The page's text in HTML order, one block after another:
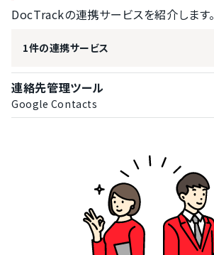
フォーム作成機能
広告媒体連携
コンテンツパーソナライズ機能
スコアリング機能
スコアリング設定機能
メール作成・メール配信機能
ダッシュボード機能
PDF閲覧解析機能
優先リード通知機能
DocTrackの連携サービスを紹介します。
1件の連携サービス
連絡先管理ツール
Google Contacts